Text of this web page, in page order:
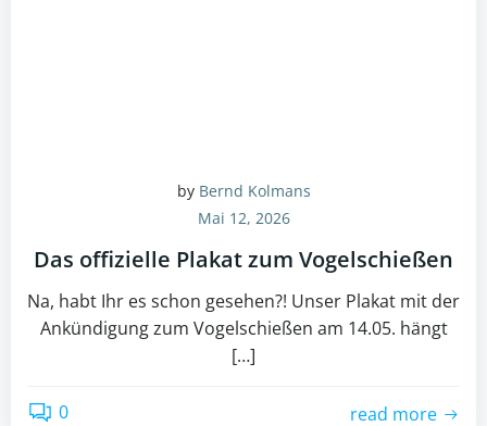
by Bernd Kolmans
Mai 12, 2026
Das offizielle Plakat zum Vogelschießen
Na, habt Ihr es schon gesehen?! Unser Plakat mit der
Ankündigung zum Vogelschießen am 14.05. hängt
[…]
0 read more